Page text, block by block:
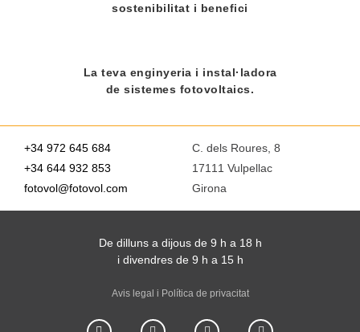
sostenibilitat i benefici
La teva enginyeria i instal·ladora
de sistemes fotovoltaics.
+34 972 645 684
+34 644 932 853
fotovol@fotovol.com
C. dels Roures, 8
17111 Vulpellac
Girona
De dilluns a dijous de 9 h a 18 h
i divendres de 9 h a 15 h
Avis legal i Política de privacitat